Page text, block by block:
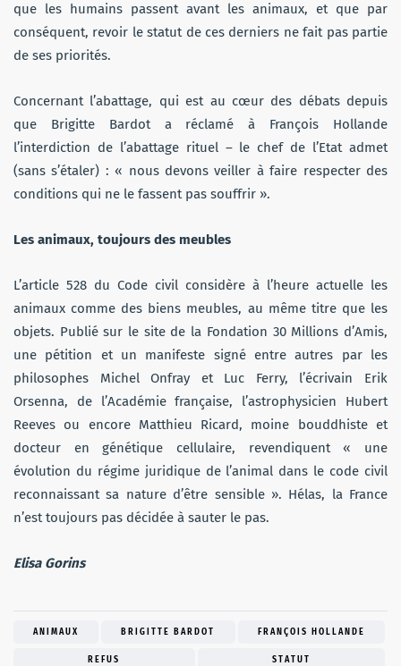
que les humains passent avant les animaux, et que par
conséquent, revoir le statut de ces derniers ne fait pas partie
de ses priorités.
Concernant l’abattage, qui est au cœur des débats depuis
que Brigitte Bardot a réclamé à François Hollande
l’interdiction de l’abattage rituel – le chef de l’Etat admet
(sans s’étaler) : « nous devons veiller à faire respecter des
conditions qui ne le fassent pas souffrir ».
Les animaux, toujours des meubles
L’article 528 du Code civil considère à l’heure actuelle les
animaux comme des biens meubles, au même titre que les
objets. Publié sur le site de la Fondation 30 Millions d’Amis,
une pétition et un manifeste signé entre autres par les
philosophes Michel Onfray et Luc Ferry, l’écrivain Erik
Orsenna, de l’Académie française, l’astrophysicien Hubert
Reeves ou encore Matthieu Ricard, moine bouddhiste et
docteur en génétique cellulaire, revendiquent « une
évolution du régime juridique de l’animal dans le code civil
reconnaissant sa nature d’être sensible ». Hélas, la France
n’est toujours pas décidée à sauter le pas.
Elisa Gorins
ANIMAUX BRIGITTE BARDOT FRANÇOIS HOLLANDE
REFUS STATUT